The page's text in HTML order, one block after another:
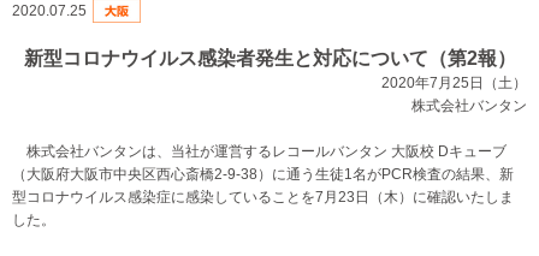
2020.07.25
新型コロナウイルス感染者発生と対応について（第2報）
2020年7月25日（土）
株式会社バンタン
株式会社バンタンは、当社が運営するレコールバンタン 大阪校 Dキューブ
（大阪府大阪市中央区西心斎橋2-9-38）に通う生徒1名がPCR検査の結果、新
型コロナウイルス感染症に感染していることを7月23日（木）に確認いたしま
した。